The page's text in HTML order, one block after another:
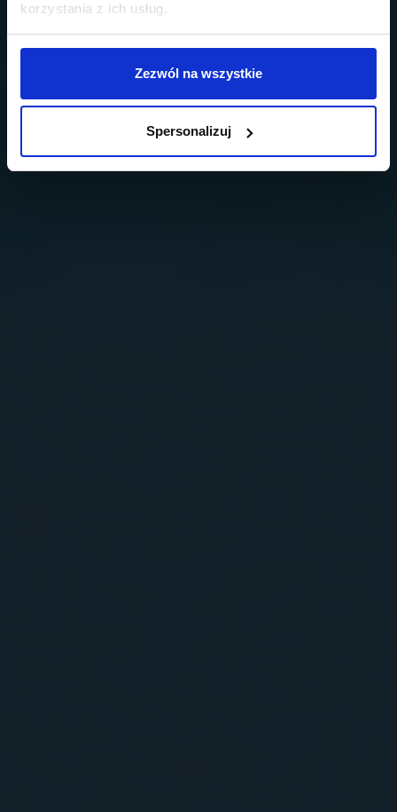
korzystania z ich usług.
Zezwól na wszystkie
Spersonalizuj